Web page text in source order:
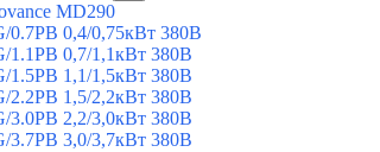
MD290
0.7PB 0,4/0,75кВт 380В
1.1PB 0,7/1,1кВт 380В
1.5PB 1,1/1,5кВт 380В
2.2PB 1,5/2,2кВт 380В
3.0PB 2,2/3,0кВт 380В
3.7PB 3,0/3,7кВт 380В